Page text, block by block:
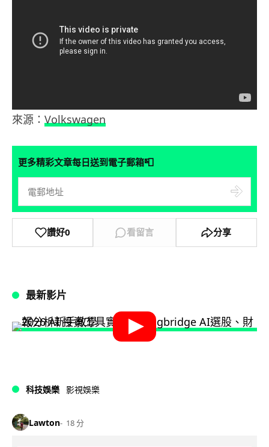
來源： Volkswagen
更多精彩文章每日送到電子郵箱📮
讚好0 看留言 分享
最新影片
科技娛樂 影視娛樂
Lawton 18 分